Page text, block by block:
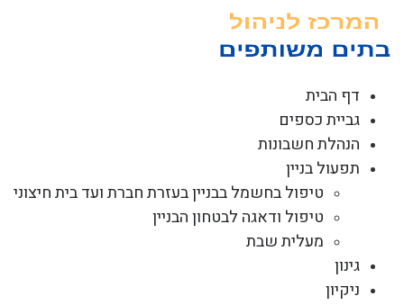
דף הבית
גביית כספים
הנהלת חשבונות
תפעול בניין
טיפול בחשמל בבניין בעזרת חברת ועד בית חיצוני
טיפול ודאגה לבטחון הבניין
מעלית שבת
גינון
ניקיון